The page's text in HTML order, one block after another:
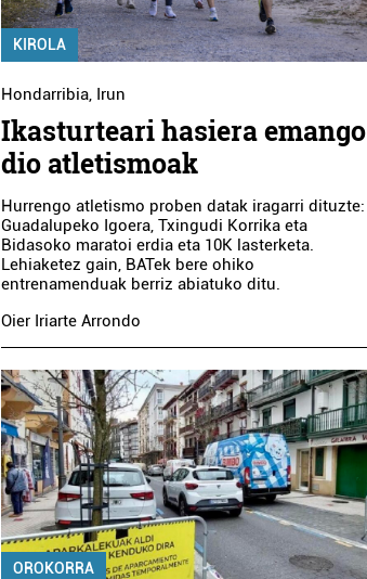
KIROLA
Hondarribia, Irun
Ikasturteari hasiera emango
dio atletismoak
Hurrengo atletismo proben datak iragarri dituzte:
Guadalupeko Igoera, Txingudi Korrika eta
Bidasoko maratoi erdia eta 10K lasterketa.
Lehiaketez gain, BATek bere ohiko
entrenamenduak berriz abiatuko ditu.
Oier Iriarte Arrondo
OROKORRA